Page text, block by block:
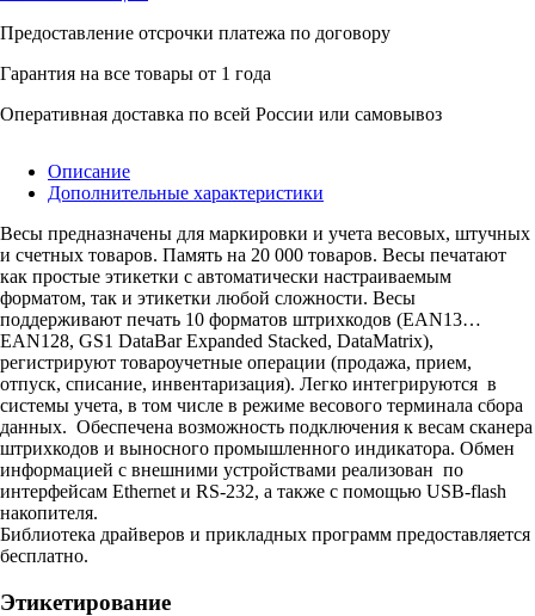
Предоставление отсрочки платежа по договору
Гарантия на все товары от 1 года
Оперативная доставка по всей России или самовывоз
Описание
Дополнительные характеристики
Весы предназначены для маркировки и учета весовых, штучных
и счетных товаров. Память на 20 000 товаров. Весы печатают
как простые этикетки с автоматически настраиваемым
форматом, так и этикетки любой сложности. Весы
поддерживают печать 10 форматов штрихкодов (EAN13…
EAN128, GS1 DataBar Expanded Stacked, DataMatrix),
регистрируют товароучетные операции (продажа, прием,
отпуск, списание, инвентаризация). Легко интегрируются в
системы учета, в том числе в режиме весового терминала сбора
данных. Обеспечена возможность подключения к весам сканера
штрихкодов и выносного промышленного индикатора. Обмен
информацией с внешними устройствами реализован по
интерфейсам Ethernet и RS-232, а также с помощью USB-flash
накопителя.
Библиотека драйверов и прикладных программ предоставляется
бесплатно.
Этикетирование